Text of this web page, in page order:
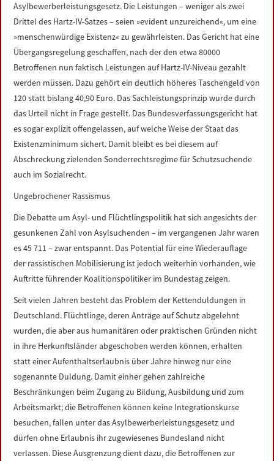
Asylbewerberleistungsgesetz. Die Leistungen – weniger als zwei
Drittel des Hartz-IV-Satzes – seien »evident unzureichend«, um eine
»menschenwürdige Existenz« zu gewährleisten. Das Gericht hat eine
Übergangsregelung geschaffen, nach der den etwa 80000
Betroffenen nun faktisch Leistungen auf Hartz-IV-Niveau gezahlt
werden müssen. Dazu gehört ein deutlich höheres Taschengeld von
120 statt bislang 40,90 Euro. Das Sachleistungsprinzip wurde durch
das Urteil nicht in Frage gestellt. Das Bundesverfassungsgericht hat
es sogar explizit offengelassen, auf welche Weise der Staat das
Existenzminimum sichert. Damit bleibt es bei diesem auf
Abschreckung zielenden Sonderrechtsregime für Schutzsuchende
auch im Sozialrecht.
Ungebrochener Rassismus
Die Debatte um Asyl- und Flüchtlingspolitik hat sich angesichts der
gesunkenen Zahl von Asylsuchenden – im vergangenen Jahr waren
es 45 711 – zwar entspannt. Das Potential für eine Wiederauflage
der rassistischen Mobilisierung ist jedoch weiterhin vorhanden, wie
Auftritte führender Koalitionspolitiker im Bundestag zeigen.
Seit vielen Jahren besteht das Problem der Kettenduldungen in
Deutschland. Flüchtlinge, deren Anträge auf Schutz abgelehnt
wurden, die aber aus humanitären oder praktischen Gründen nicht
in ihre Herkunftsländer abgeschoben werden können, erhalten
statt einer Aufenthaltserlaubnis über Jahre hinweg nur eine
sogenannte Duldung. Damit einher gehen zahlreiche
Beschränkungen beim Zugang zu Bildung, Ausbildung und zum
Arbeitsmarkt; die Betroffenen können keine Integrationskurse
besuchen, fallen unter das Asylbewerberleistungsgesetz und
dürfen ohne Erlaubnis ihr zugewiesenes Bundesland nicht
verlassen. Diese Ausgrenzung dient dazu, die Betroffenen zur